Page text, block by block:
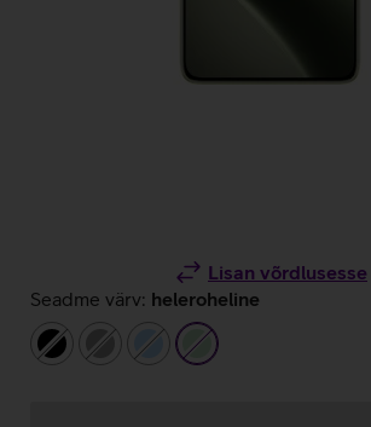
Lisan võrdlusesse
Seadme värv: heleroheline
must
hall helesinineheleroheline